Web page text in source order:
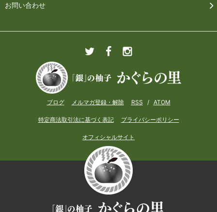
お問い合わせ
ブログ メルマガ登録・解除 RSS / ATOM
特定商法取引法に基づく表記 プライバシーポリシー
オフィシャルサイト